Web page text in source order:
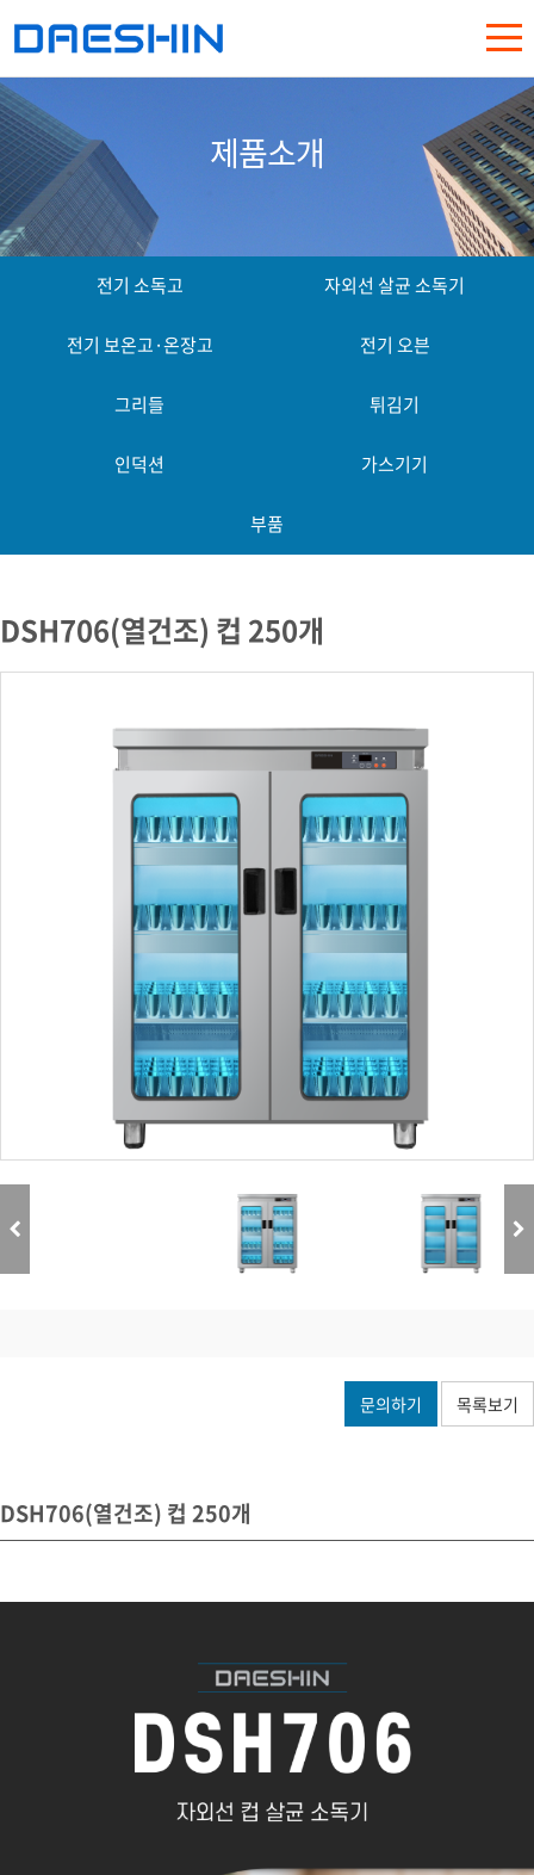
제품소개
전기 소독고 자외선 살균 소독기
전기 보온고·온장고 전기 오븐
그리들 튀김기
인덕션 가스기기
부품
DSH706(열건조) 컵 250개
문의하기 목록보기
DSH706(열건조) 컵 250개